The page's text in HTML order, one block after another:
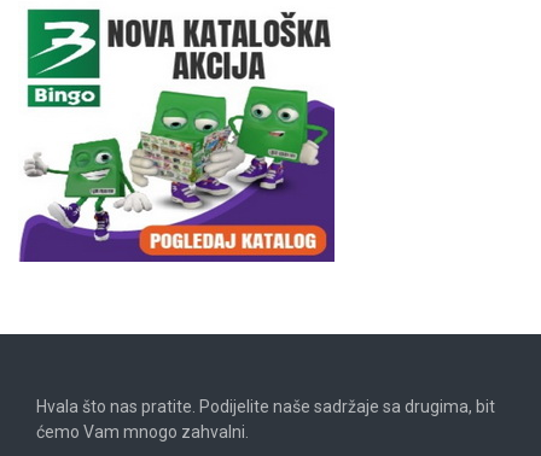
Hvala što nas pratite. Podijelite naše sadržaje sa drugima, bit
ćemo Vam mnogo zahvalni.